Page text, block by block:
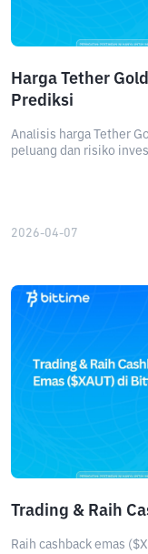
Harga Tether
Prediksi
Analisis harga Tether
peluang dan risiko
2026-04-07
Trading & Raih
Raih cashback emas